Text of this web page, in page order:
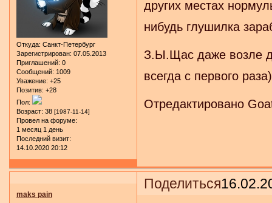
Откуда: Санкт-Петербург
Зарегистрирован: 07.05.2013
Приглашений: 0
Сообщений: 1009
Уважение: +25
Позитив: +28
Пол:
Возраст: 38 [1987-11-14]
Провел на форуме:
1 месяц 1 день
Последний визит:
14.10.2020 20:12
других местах
нибудь глушилка
З.Ы.Щас даже возле
всегда с первого раза)
Отредактировано
Поделиться
maks pain